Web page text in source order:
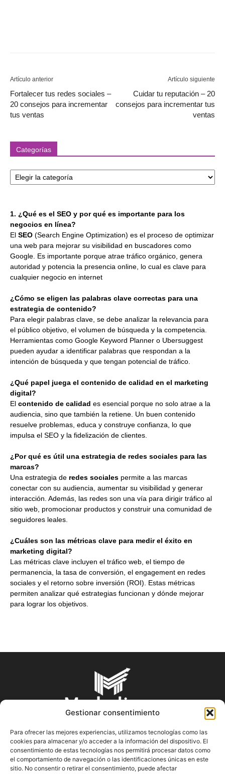
Gestionar consentimiento
Para ofrecer las mejores experiencias, utilizamos tecnologías como las
cookies para almacenar y/o acceder a la información del dispositivo. El
consentimiento de estas tecnologías nos permitirá procesar datos como
el comportamiento de navegación o las identificaciones únicas en este
sitio. No consentir o retirar el consentimiento, puede afectar
Artículo anterior
Fortalecer tus redes sociales –
20 consejos para incrementar
tus ventas
Artículo siguiente
Cuidar tu reputación – 20
consejos para incrementar tus
ventas
Categorías
1. ¿Qué es el SEO y por qué es importante para los
negocios en línea?
El SEO (Search Engine Optimization) es el proceso de optimizar
una web para mejorar su visibilidad en buscadores como
Google. Es importante porque atrae tráfico orgánico, genera
autoridad y potencia la presencia online, lo cual es clave para
cualquier negocio en internet
¿Cómo se eligen las palabras clave correctas para una
estrategia de contenido?
Para elegir palabras clave, se debe analizar la relevancia para
el público objetivo, el volumen de búsqueda y la competencia.
Herramientas como Google Keyword Planner o Ubersuggest
pueden ayudar a identificar palabras que respondan a la
intención de búsqueda y que tengan potencial de tráfico.
¿Qué papel juega el contenido de calidad en el marketing
digital?
El contenido de calidad es esencial porque no solo atrae a la
audiencia, sino que también la retiene. Un buen contenido
resuelve problemas, educa y construye confianza, lo que
impulsa el SEO y la fidelización de clientes.
¿Por qué es útil una estrategia de redes sociales para las
marcas?
Una estrategia de redes sociales permite a las marcas
conectar con su audiencia, aumentar su visibilidad y generar
interacción. Además, las redes son una vía para dirigir tráfico al
sitio web, promocionar productos y construir una comunidad de
seguidores leales.
¿Cuáles son las métricas clave para medir el éxito en
marketing digital?
Las métricas clave incluyen el tráfico web, el tiempo de
permanencia, la tasa de conversión, el engagement en redes
sociales y el retorno sobre inversión (ROI). Estas métricas
permiten analizar qué estrategias funcionan y dónde mejorar
para lograr los objetivos.
SOBRE NOSOTROS
En Marketin.es encontrarás la más actualizada y veraz